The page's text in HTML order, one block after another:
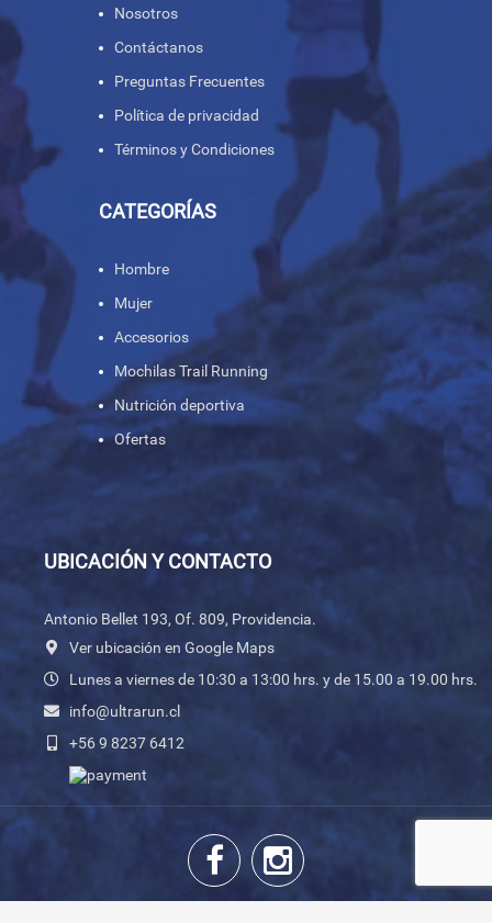
Nosotros
Contáctanos
Preguntas Frecuentes
Política de privacidad
Términos y Condiciones
CATEGORÍAS
Hombre
Mujer
Accesorios
Mochilas Trail Running
Nutrición deportiva
Ofertas
UBICACIÓN Y CONTACTO
Antonio Bellet 193, Of. 809, Providencia.
Ver ubicación en Google Maps
Lunes a viernes de 10:30 a 13:00 hrs. y de 15.00 a 19.00 hrs.
info@ultrarun.cl
+56 9 8237 6412